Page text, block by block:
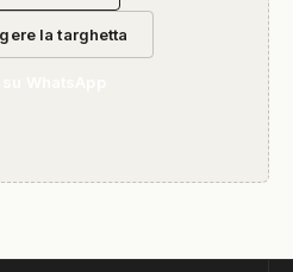
la targhetta